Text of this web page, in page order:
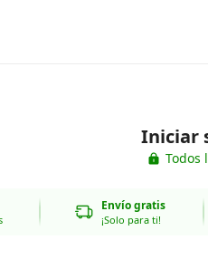
Iniciar
Todos
Envío gratis
¡Solo para ti!